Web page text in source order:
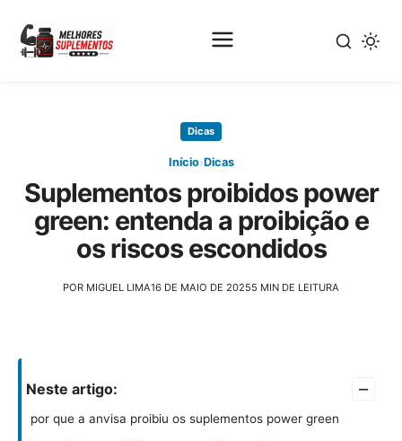
principal
Dicas
Início›Dicas
Suplementos proibidos power
green: entenda a proibição e
os riscos escondidos
POR MIGUEL LIMA16 DE MAIO DE 20255 MIN DE LEITURA
Neste artigo: –
por que a anvisa proibiu os suplementos power green